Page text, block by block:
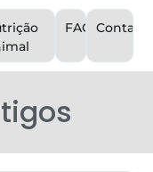
FAQ Contato